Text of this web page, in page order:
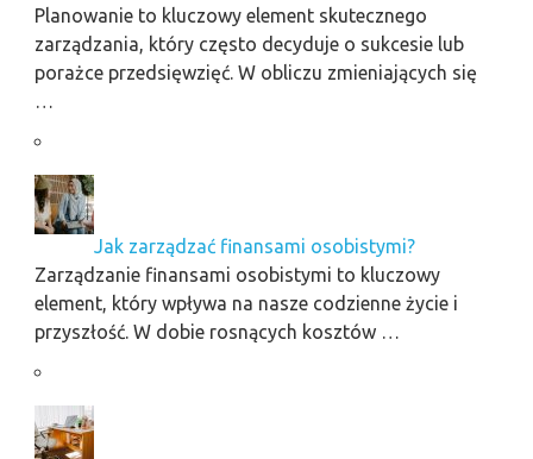
Planowanie to kluczowy element skutecznego
zarządzania, który często decyduje o sukcesie lub
porażce przedsięwzięć. W obliczu zmieniających się
…
Jak zarządzać finansami osobistymi?
Zarządzanie finansami osobistymi to kluczowy
element, który wpływa na nasze codzienne życie i
przyszłość. W dobie rosnących kosztów …